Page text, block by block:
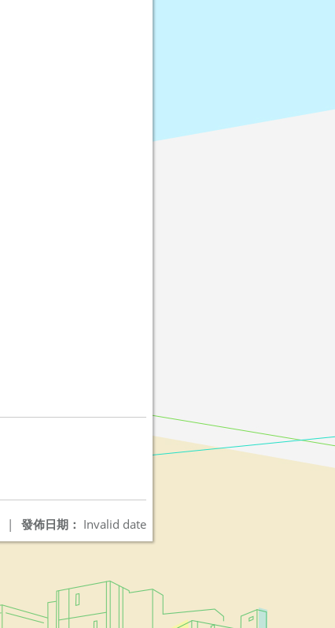
發佈日期： Invalid date
|